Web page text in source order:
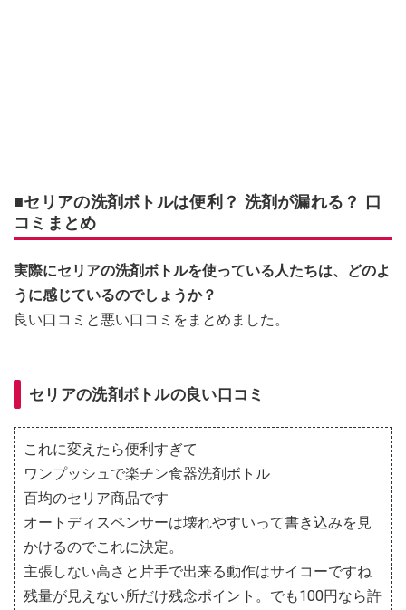
■セリアの洗剤ボトルは便利？ 洗剤が漏れる？ 口
コミまとめ
実際にセリアの洗剤ボトルを使っている人たちは、どのよ
うに感じているのでしょうか？
良い口コミと悪い口コミをまとめました。
セリアの洗剤ボトルの良い口コミ
これに変えたら便利すぎて
ワンプッシュで楽チン食器洗剤ボトル
百均のセリア商品です
オートディスペンサーは壊れやすいって書き込みを見
かけるのでこれに決定。
主張しない高さと片手で出来る動作はサイコーですね
残量が見えない所だけ残念ポイント。でも100円なら許